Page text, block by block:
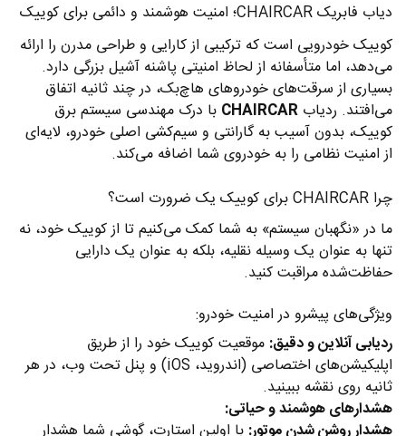
دیاب فابریک CHAIRCAR؛ امنیت هوشمند و دائمی برای کوییک
کوییک خودرویی است که ترکیبی از کارایی و طراحی مدرن را ارائه
می‌دهد، اما متأسفانه از لحاظ امنیتی پاشنه آشیل بزرگی دارد.
بسیاری از سرقت‌های خودروهای هاچ‌بک، در چند ثانیه اتفاق
می‌افتند. ردیاب CHAIRCAR با درک مهندسی سیستم برق
کوییک، بدون آسیب به گارانتی و سیم‌کشی اصلی خودرو، لایه‌ای
از امنیت نظامی را به خودروی شما اضافه می‌کند.
چرا CHAIRCAR برای کوییک یک ضرورت است؟
ما در «نگهبان سیستم» به شما کمک می‌کنیم تا از کوییک خود، نه
تنها به عنوان یک وسیله نقلیه، بلکه به عنوان یک دارایی
حفاظت‌شده مراقبت کنید.
ویژگی‌های پیشرو در امنیت خودرو:
ردیابی آنلاین و دقیق: موقعیت کوییک خود را از طریق
اپلیکیشن‌های اختصاصی (اندروید، iOS) و پنل تحت وب، در هر
ثانیه روی نقشه ببینید.
هشدارهای هوشمند و حیاتی: